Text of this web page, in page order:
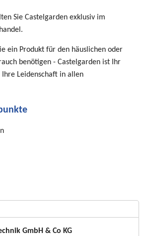
Sie Castelgarden exklusiv im
ein Produkt für den häuslichen oder
benötigen - Castelgarden ist Ihr
Leidenschaft in allen
GmbH & Co KG